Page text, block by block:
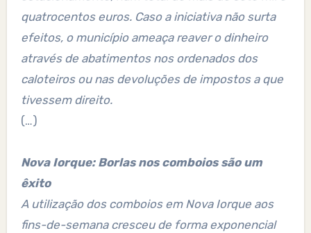
quatrocentos euros. Caso a iniciativa não surta
efeitos, o município ameaça reaver o dinheiro
através de abatimentos nos ordenados dos
caloteiros ou nas devoluções de impostos a que
tivessem direito.
(…)
Nova Iorque: Borlas nos comboios são um
êxito
A utilização dos comboios em Nova Iorque aos
fins-de-semana cresceu de forma exponencial